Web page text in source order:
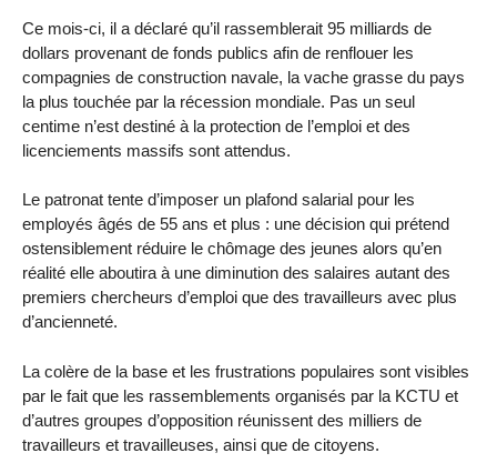
Ce mois-ci, il a déclaré qu’il rassemblerait 95 milliards de
dollars provenant de fonds publics afin de renflouer les
compagnies de construction navale, la vache grasse du pays
la plus touchée par la récession mondiale. Pas un seul
centime n’est destiné à la protection de l’emploi et des
licenciements massifs sont attendus.
Le patronat tente d’imposer un plafond salarial pour les
employés âgés de 55 ans et plus : une décision qui prétend
ostensiblement réduire le chômage des jeunes alors qu’en
réalité elle aboutira à une diminution des salaires autant des
premiers chercheurs d’emploi que des travailleurs avec plus
d’ancienneté.
La colère de la base et les frustrations populaires sont visibles
par le fait que les rassemblements organisés par la KCTU et
d’autres groupes d’opposition réunissent des milliers de
travailleurs et travailleuses, ainsi que de citoyens.